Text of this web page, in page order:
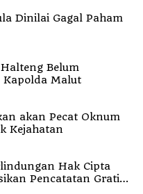
Dinilai Gagal Paham
Belum
Kapolda Malut
Oknum
Kejahatan
Hak Cipta
Pencatatan Gratis